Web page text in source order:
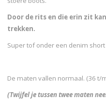
Door de rits en die erin zit
trekken.
Super tof onder een denim
De maten vallen normaal. (36 t/
(Twijfel je tussen twee maten